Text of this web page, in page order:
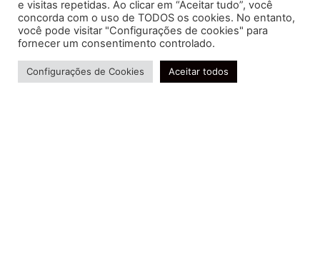
Soluções contábeis-fiscais-tributárias especializadas | CRC RJ
004856/O-7
Serviços
e visitas repetidas. Ao clicar em “Aceitar tudo”, você
concorda com o uso de TODOS os cookies. No entanto,
você pode visitar "Configurações de cookies" para
fornecer um consentimento controlado.
Configurações de Cookies Aceitar todos